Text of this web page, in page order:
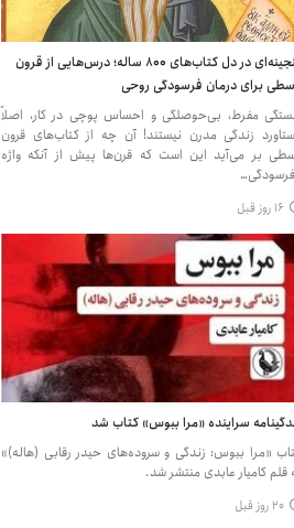
گنجینه‌ای در دل کتاب‌های ۸۰۰ ساله؛ درس‌هایی از قرون
برای درمان فرسودگی روحی
مفرط، بی‌حوصلگی و احساس پوچی در کار، اصلاً
زندگی مدرن نیستند! آن چه از کتاب‌های قرون
بر می‌آید این است که قرن‌ها پیش از آنکه واژه
۱۶ روز قبل
سراینده «مرا ببوس» کتاب شد
«مرا ببوس: زندگی و سروده‌های حیدر رقابی (هاله)»
قلم کامیار عابدی منتشر شد.
۲۰ روز قبل